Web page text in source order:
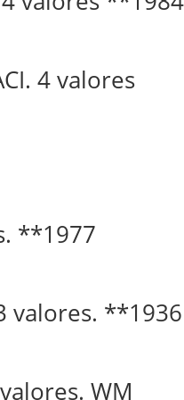
4 valores
**1977
valores. **1936
WM